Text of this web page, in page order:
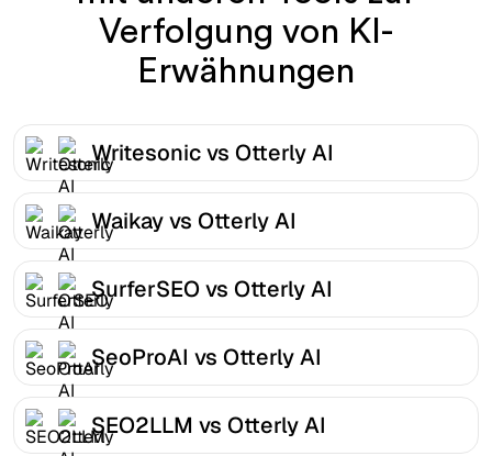
Verfolgung von KI-
Erwähnungen
Writesonic vs Otterly AI
Waikay vs Otterly AI
SurferSEO vs Otterly AI
SeoProAI vs Otterly AI
SEO2LLM vs Otterly AI